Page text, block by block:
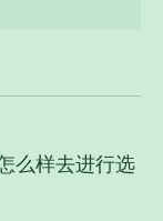
么样去进行选